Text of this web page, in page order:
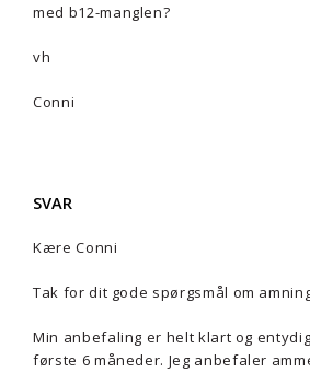
med b12-manglen?
vh
Conni
SVAR
Kære Conni
Tak for dit gode spørgsmål om
Min anbefaling er helt klart og
første 6 måneder. Jeg anbefaler